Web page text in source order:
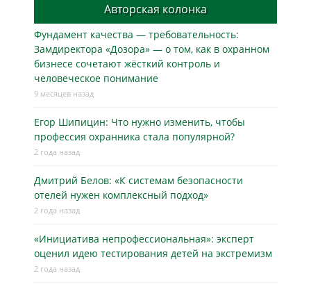
Авторская колонка
Фундамент качества — требовательность:
Замдиректора «Дозора» — о том, как в охранном
бизнесe сочетают жёсткий контроль и
человеческое понимание
9 месяцев назад
Егор Шипицин: Что нужно изменить, чтобы
профессия охранника стала популярной?
2 года назад
Дмитрий Белов: «К системам безопасности
отелей нужен комплексный подход»
2 года назад
«Инициатива непрофессиональная»: эксперт
оценил идею тестирования детей на экстремизм
2 года назад